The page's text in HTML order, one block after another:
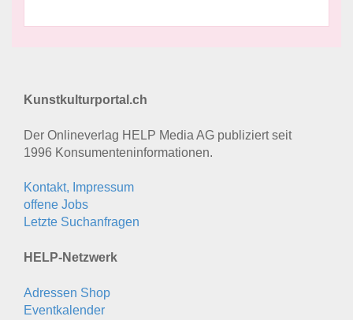
Kunstkulturportal.ch
Der Onlineverlag HELP Media AG publiziert seit
1996 Konsumenten­informationen.
Kontakt, Impressum
offene Jobs
Letzte Suchanfragen
HELP-Netzwerk
Adressen Shop
Eventkalender